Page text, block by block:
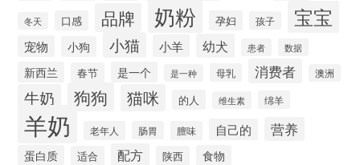
冬天 口感 品牌 奶粉 孕妇 孩子 宝宝
宠物 小狗 小猫 小羊 幼犬 患者 数据
新西兰 春节 是一个 是一种 母乳 消费者 澳洲
牛奶 狗狗 猫咪 的人 维生素 绵羊
羊奶 老年人 肠胃 膻味 自己的 营养
蛋白质 适合 配方 陕西 食物